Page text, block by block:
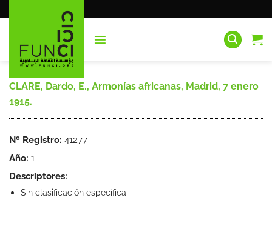
al
CLARE, Dardo, E., Armonías africanas, Madrid, 7 enero
1915.
Nº Registro: 41277
Año: 1
Descriptores:
Sin clasificación específica